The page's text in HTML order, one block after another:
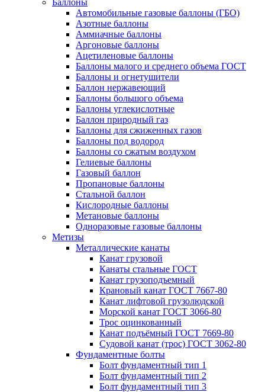
Баллоны
Автомобильные газовые баллоны (ГБО)
Азотные баллоны
Аммиачные баллоны
Аргоновые баллоны
Ацетиленовые баллоны
Баллоны малого и среднего объема ГОСТ
Баллоны и огнетушители
Баллон нержавеющий
Баллоны большого объема
Баллоны углекислотные
Баллон природный газ
Баллоны для сжиженных газов
Баллоны под водород
Баллоны со сжатым воздухом
Гелиевые баллоны
Газовый баллон
Пропановые баллоны
Стальной баллон
Кислородные баллоны
Метановые баллоны
Одноразовые газовые баллоны
Метизы
Металлические канаты
Канат грузовой
Канаты стальные ГОСТ
Канат грузоподъемный
Крановый канат ГОСТ 7667-80
Канат лифтовой грузолюдской
Морской канат ГОСТ 3066-80
Трос оцинкованный
Канат подъёмный ГОСТ 7669-80
Судовой канат (трос) ГОСТ 3062-80
Фундаментные болты
Болт фундаментный тип 1
Болт фундаментный тип 2
Болт фундаментный тип 3